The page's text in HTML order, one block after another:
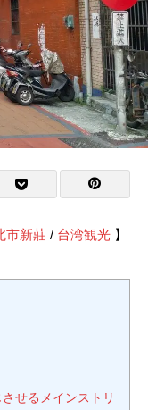
市新莊 / 台湾観光 】
せるメインストリ